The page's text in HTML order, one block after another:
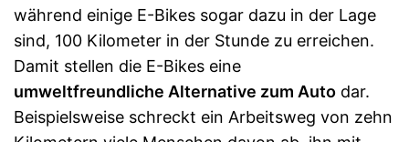
während einige E-Bikes sogar dazu in der Lage
sind, 100 Kilometer in der Stunde zu erreichen.
Damit stellen die E-Bikes eine
umweltfreundliche Alternative zum Auto dar.
Beispielsweise schreckt ein Arbeitsweg von zehn